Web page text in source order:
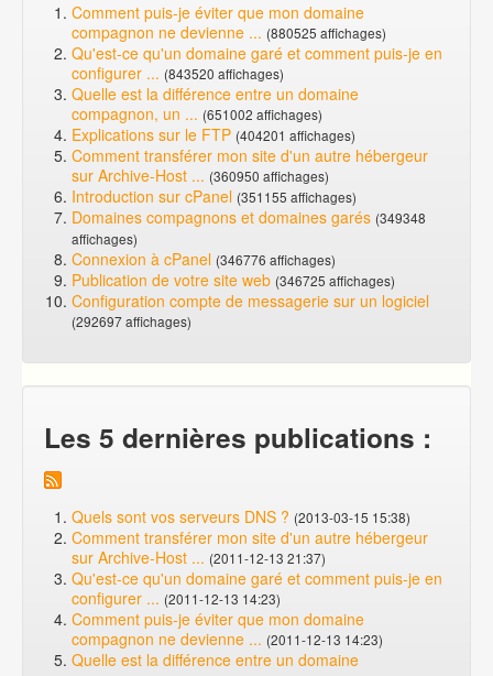
Comment puis-je éviter que mon domaine
compagnon ne devienne ... (880525 affichages)
Qu'est-ce qu'un domaine garé et comment puis-je en
configurer ... (843520 affichages)
Quelle est la différence entre un domaine
compagnon, un ... (651002 affichages)
Explications sur le FTP (404201 affichages)
Comment transférer mon site d'un autre hébergeur
sur Archive-Host ... (360950 affichages)
Introduction sur cPanel (351155 affichages)
Domaines compagnons et domaines garés (349348
affichages)
Connexion à cPanel (346776 affichages)
Publication de votre site web (346725 affichages)
Configuration compte de messagerie sur un logiciel
(292697 affichages)
Les 5 dernières publications :
Quels sont vos serveurs DNS ? (2013-03-15 15:38)
Comment transférer mon site d'un autre hébergeur
sur Archive-Host ... (2011-12-13 21:37)
Qu'est-ce qu'un domaine garé et comment puis-je en
configurer ... (2011-12-13 14:23)
Comment puis-je éviter que mon domaine
compagnon ne devienne ... (2011-12-13 14:23)
Quelle est la différence entre un domaine